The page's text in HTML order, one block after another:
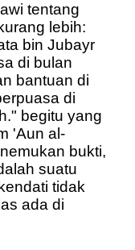
tentang
lebih:
bin Jubayr
di bulan
bantuan di
di
begitu yang
'Aun al-
bukti,
suatu
tidak
ada di